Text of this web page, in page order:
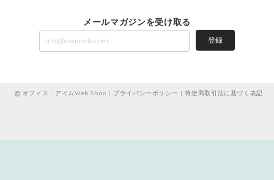
メールマガジンを受け取る
登録
オフィス・アイムWeb Shop | プライバシーポリシー |特定商取引法に基づく表記